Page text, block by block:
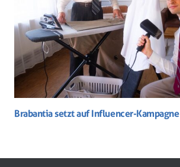
Brabantia setzt auf Influencer-Kampagne